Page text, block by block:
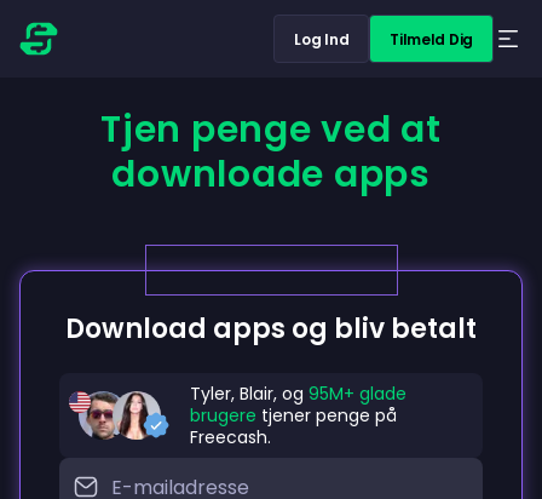
Log Ind Tilmeld Dig
Tjen penge ved at
downloade apps
Download apps og bliv betalt
Tyler, Blair, og 95M+ glade
brugere tjener penge på
Freecash.